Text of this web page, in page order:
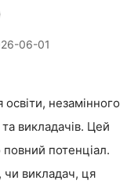
06-01
незамінного
викладачів. Цей
потенціал.
чи викладач, ця